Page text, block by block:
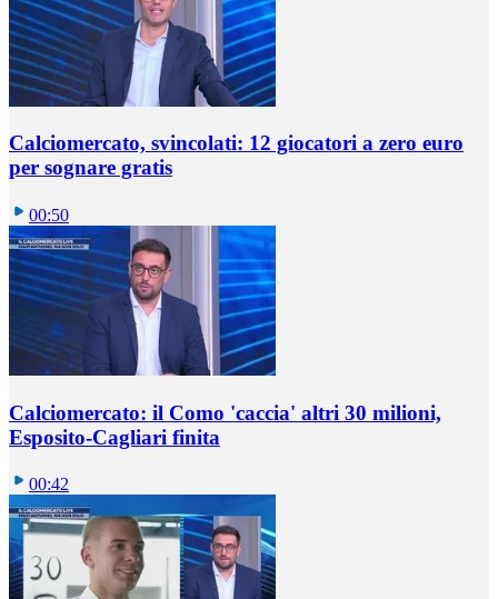
Calciomercato, svincolati: 12 giocatori a zero euro
per sognare gratis
00:50
Calciomercato: il Como 'caccia' altri 30 milioni,
Esposito-Cagliari finita
00:42